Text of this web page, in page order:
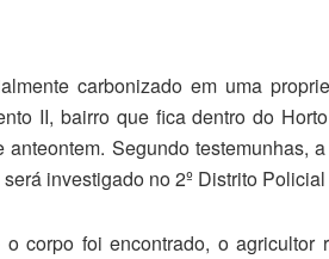
carbonizado em uma
II, bairro que fica dentro do
Segundo testemunhas,
investigado no 2º Distrito
corpo foi encontrado, o agricultor